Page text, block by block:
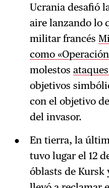
Ucrania desafió
aire lanzando lo
militar francés
como
molestos
objetivos
con el objetivo
del invasor.
En tierra, la
tuvo lugar el 12
óblasts de Kursk